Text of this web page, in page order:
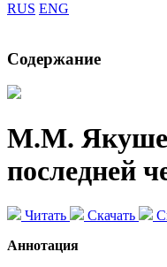
RUS ENG
Содержание
М.М.
последней
Читать Скачать
Аннотация